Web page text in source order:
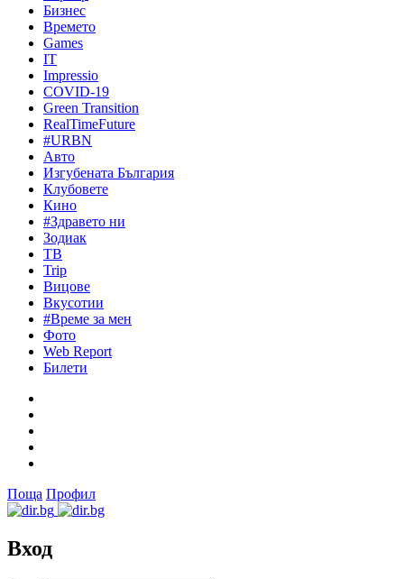
Бизнес
Времето
Games
IT
Impressio
COVID-19
Green Transition
RealTimeFuture
#URBN
Авто
Изгубената България
Клубовете
Кино
#Здравето ни
Зодиак
ТВ
Trip
Вицове
Вкусотии
#Време за мен
Фото
Web Report
Билети
Поща Профил
Вход